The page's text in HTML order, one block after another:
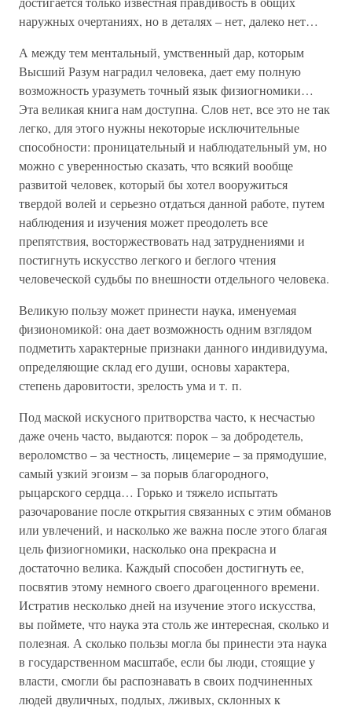
наружных очертаниях, но в деталях – нет, далеко нет…
А между тем ментальный, умственный дар, которым
Высший Разум наградил человека, дает ему полную
возможность уразуметь точный язык физиогномики…
Эта великая книга нам доступна. Слов нет, все это не так
легко, для этого нужны некоторые исключительные
способности: проницательный и наблюдательный ум, но
можно с уверенностью сказать, что всякий вообще
развитой человек, который бы хотел вооружиться
твердой волей и серьезно отдаться данной работе, путем
наблюдения и изучения может преодолеть все
препятствия, восторжествовать над затруднениями и
постигнуть искусство легкого и беглого чтения
человеческой судьбы по внешности отдельного человека.
Великую пользу может принести наука, именуемая
физиономикой: она дает возможность одним взглядом
подметить характерные признаки данного индивидуума,
определяющие склад его души, основы характера,
степень даровитости, зрелость ума и т. п.
Под маской искусного притворства часто, к несчастью
даже очень часто, выдаются: порок – за добродетель,
вероломство – за честность, лицемерие – за прямодушие,
самый узкий эгоизм – за порыв благородного,
рыцарского сердца… Горько и тяжело испытать
разочарование после открытия связанных с этим обманов
или увлечений, и насколько же важна после этого благая
цель физиогномики, насколько она прекрасна и
достаточно велика. Каждый способен достигнуть ее,
посвятив этому немного своего драгоценного времени.
Истратив несколько дней на изучение этого искусства,
вы поймете, что наука эта столь же интересная, сколько и
полезная. А сколько пользы могла бы принести эта наука
в государственном масштабе, если бы люди, стоящие у
власти, смогли бы распознавать в своих подчиненных
людей двуличных, подлых, лживых, склонных к